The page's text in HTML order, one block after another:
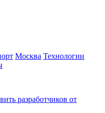
Москва Технологии
разработчиков от